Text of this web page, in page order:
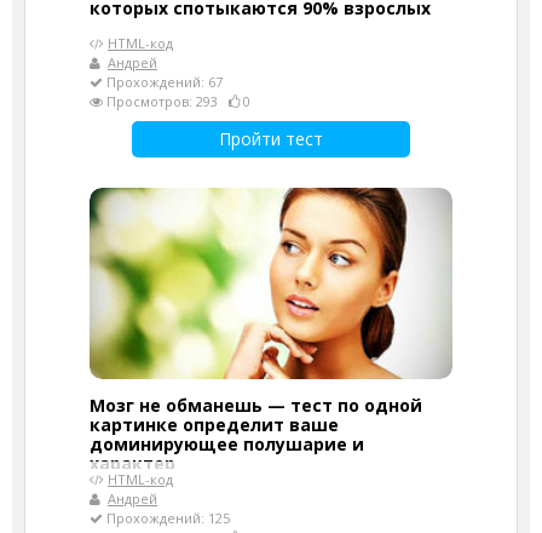
которых спотыкаются 90% взрослых
HTML-код
Андрей
Прохождений: 67
Просмотров: 293
0
Пройти тест
Мозг не обманешь — тест по одной
картинке определит ваше
доминирующее полушарие и
характер
HTML-код
Андрей
Прохождений: 125